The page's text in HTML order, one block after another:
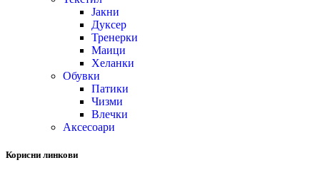
Јакни
Дуксер
Тренерки
Маици
Хеланки
Обувки
Патики
Чизми
Влечки
Аксесоари
Корисни линкови